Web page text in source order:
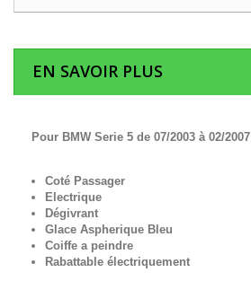
EN SAVOIR PLUS
Pour BMW Serie 5 de 07/2003 à 02/2007
Coté Passager
Electrique
Dégivrant
Glace Aspherique Bleu
Coiffe a peindre
Rabattable électriquement